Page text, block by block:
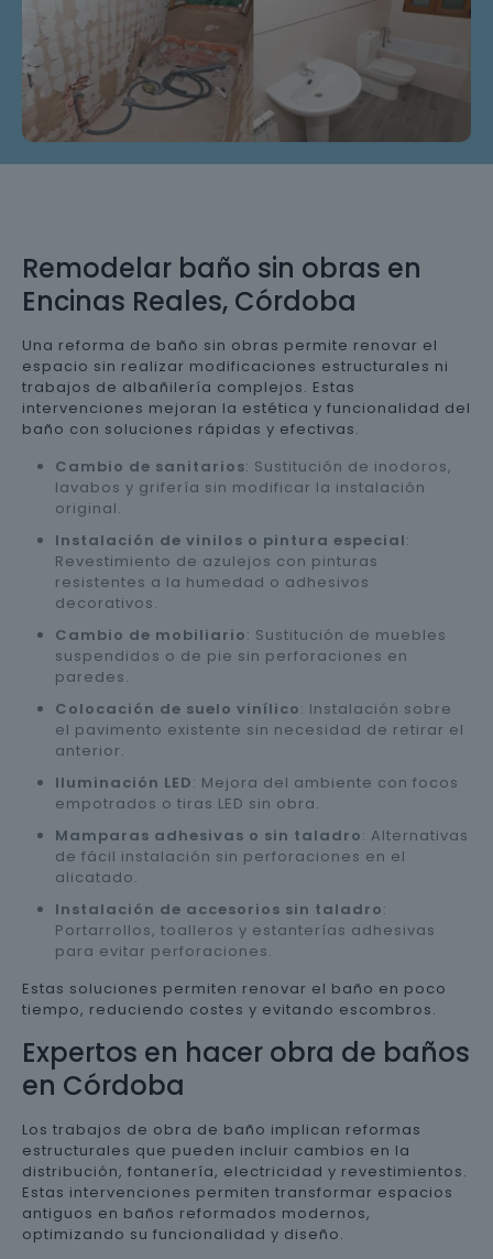
Remodelar baño sin obras en
Encinas Reales, Córdoba
Una reforma de baño sin obras permite renovar el
espacio sin realizar modificaciones estructurales ni
trabajos de albañilería complejos. Estas
intervenciones mejoran la estética y funcionalidad del
baño con soluciones rápidas y efectivas.
Cambio de sanitarios: Sustitución de inodoros,
lavabos y grifería sin modificar la instalación
original.
Instalación de vinilos o pintura especial:
Revestimiento de azulejos con pinturas
resistentes a la humedad o adhesivos
decorativos.
Cambio de mobiliario: Sustitución de muebles
suspendidos o de pie sin perforaciones en
paredes.
Colocación de suelo vinílico: Instalación sobre
el pavimento existente sin necesidad de retirar el
anterior.
Iluminación LED: Mejora del ambiente con focos
empotrados o tiras LED sin obra.
Mamparas adhesivas o sin taladro: Alternativas
de fácil instalación sin perforaciones en el
alicatado.
Instalación de accesorios sin taladro:
Portarrollos, toalleros y estanterías adhesivas
para evitar perforaciones.
Estas soluciones permiten renovar el baño en poco
tiempo, reduciendo costes y evitando escombros.
Expertos en hacer obra de baños
en Córdoba
Los trabajos de obra de baño implican reformas
estructurales que pueden incluir cambios en la
distribución, fontanería, electricidad y revestimientos.
Estas intervenciones permiten transformar espacios
antiguos en baños reformados modernos,
optimizando su funcionalidad y diseño.